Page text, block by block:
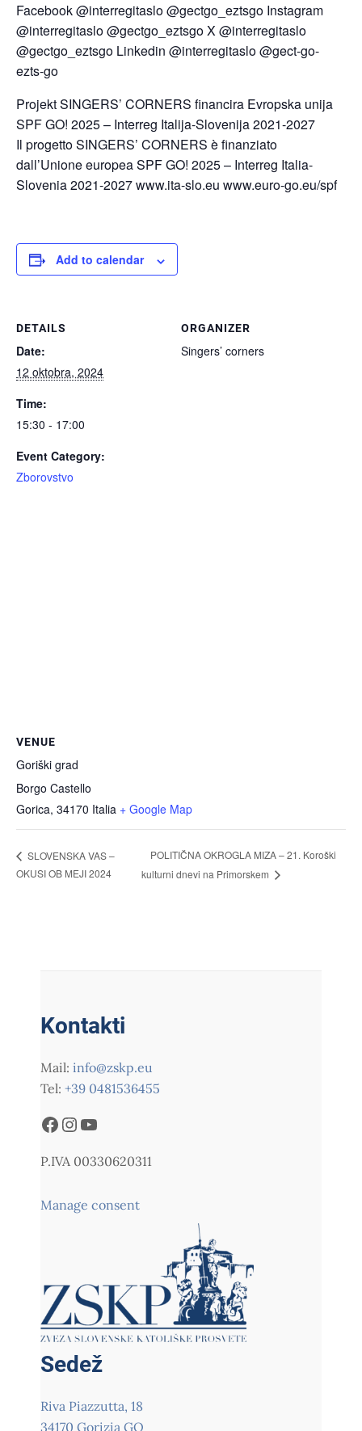
Facebook @interregitaslo @gectgo_eztsgo Instagram
@interregitaslo @gectgo_eztsgo X @interregitaslo
@gectgo_eztsgo Linkedin @interregitaslo @gect-go-
ezts-go
Projekt SINGERS’ CORNERS financira Evropska unija
SPF GO! 2025 – Interreg Italija-Slovenija 2021-2027
Il progetto SINGERS’ CORNERS è finanziato
dall’Unione europea SPF GO! 2025 – Interreg Italia-
Slovenia 2021-2027 www.ita-slo.eu www.euro-go.eu/spf
Add to calendar
DETAILS
Date:
12 oktobra, 2024
Time:
15:30 - 17:00
Event Category:
Zborovstvo
ORGANIZER
Singers’ corners
VENUE
Goriški grad
Borgo Castello
Gorica, 34170 Italia + Google Map
SLOVENSKA VAS –
OKUSI OB MEJI 2024
POLITIČNA OKROGLA MIZA – 21. Koroški
kulturni dnevi na Primorskem
Kontakti
Mail: info@zskp.eu
Tel: +39 0481536455
P.IVA 00330620311
Manage consent
Sedež
Riva Piazzutta, 18
34170 Gorizia GO